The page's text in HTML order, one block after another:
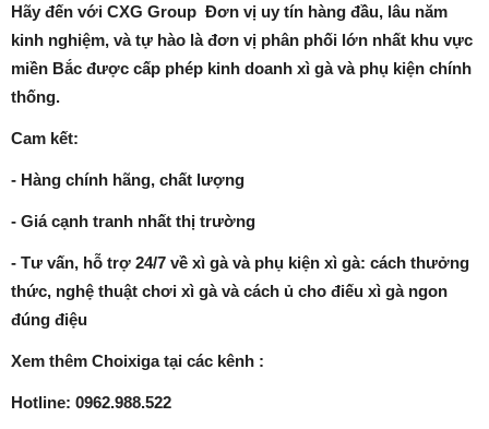
Hãy đến với CXG Group Đơn vị uy tín hàng đầu, lâu năm
kinh nghiệm, và tự hào là đơn vị phân phối lớn nhất khu vực
miền Bắc được cấp phép kinh doanh xì gà và phụ kiện chính
thống.
Cam kết:
- Hàng chính hãng, chất lượng
- Giá cạnh tranh nhất thị trường
- Tư vấn, hỗ trợ 24/7 về xì gà và phụ kiện xì gà: cách thưởng
thức, nghệ thuật chơi xì gà và cách ủ cho điếu xì gà ngon
đúng điệu
Xem thêm Choixiga tại các kênh :
Hotline: 0962.988.522